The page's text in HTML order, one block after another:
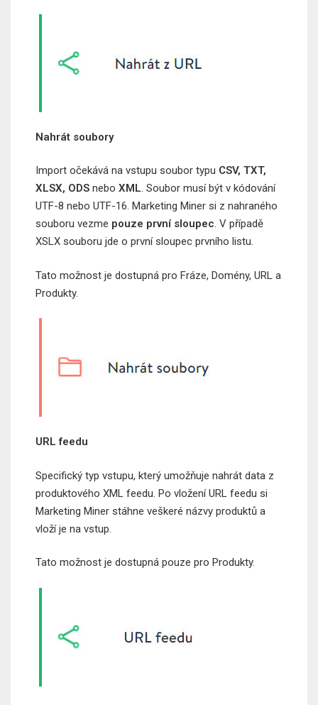
Nahrát soubory
Import očekává na vstupu soubor typu CSV, TXT,
XLSX, ODS nebo XML. Soubor musí být v kódování
UTF-8 nebo UTF-16. Marketing Miner si z nahraného
souboru vezme pouze první sloupec. V případě
XSLX souboru jde o první sloupec prvního listu.
Tato možnost je dostupná pro Fráze, Domény, URL a
Produkty.
URL feedu
Specifický typ vstupu, který umožňuje nahrát data z
produktového XML feedu. Po vložení URL feedu si
Marketing Miner stáhne veškeré názvy produktů a
vloží je na vstup.
Tato možnost je dostupná pouze pro Produkty.